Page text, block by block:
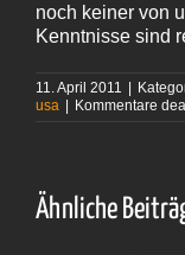
noch keiner von
Kenntnisse sind
11. April 2011 |
usa | Kommentare
Ähnliche